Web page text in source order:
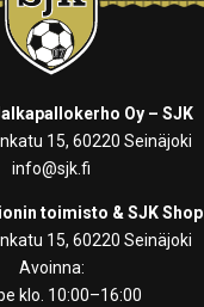
Oy – SJK
15, 60220 Seinäjoki
info@sjk.fi
toimisto & SJK Shop
15, 60220 Seinäjoki
Avoinna:
klo. 10:00–16:00